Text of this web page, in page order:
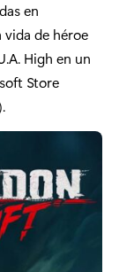
en
vida de héroe
High en un
Store